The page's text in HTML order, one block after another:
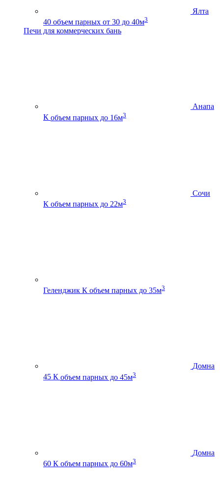
Ялта
40 объем парных от 30 до 40м3
Печи для коммерческих бань
Анапа
К объем парных до 16м3
Сочи
К объем парных до 22м3
Геленджик К объем парных до 35м3
Домна
45 К объем парных до 45м3
Домна
60 К объем парных до 60м3